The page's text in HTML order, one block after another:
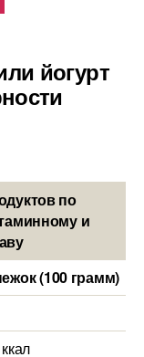
йогурт
по
и
(100 грамм)